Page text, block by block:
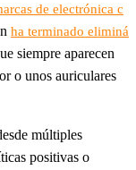
de electrónica c
ha terminado eliminá
siempre aparecen
o unos auriculares
múltiples
positivas o